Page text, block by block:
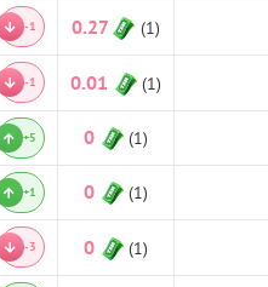
-1 0.27 (1)
-1 0.01 (1)
+5 0 (1)
+1 0 (1)
-3 0 (1)